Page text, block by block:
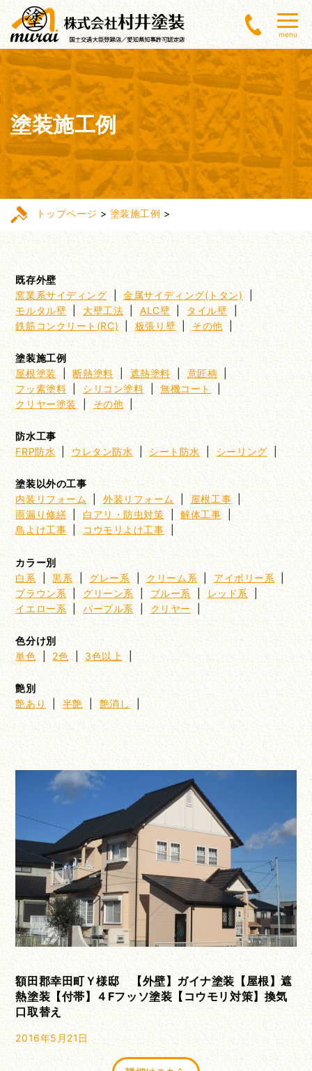
menu
塗装施工例
トップページ > 塗装施工例 >
既存外壁
窯業系サイディング|金属サイディング(トタン)|
モルタル壁
大壁工法 |ALC壁 タイル壁
鉄筋コンクリート(RC)
板張り壁 その他
塗装施工例
屋根塗装 |断熱塗料 遮熱塗料 意匠柄
フッ素塗料
シリコン塗料 |無機コート
クリヤー塗装
その他
防水工事
FRP防水
ウレタン防水 シート防水 シーリング|
塗装以外の工事
内装リフォーム |外装リフォーム 屋根工事 |
雨漏り修繕
白アリ・防虫対策 |解体工事
鳥よけ工事
コウモリよけ工事
カラー別
白系 |黒系 グレー系 クリーム系 アイボリー系
ブラウン系
グリーン系 ブルー系 レッド系
イエロー系|パープル系 | クリヤー |
色分け別
単色
2色 3色以上
艶別
艶あり
半艶 艶消し
額田郡幸田町Ｙ様邸 【外壁】ガイナ塗装【屋根】遮
熱塗装【付帯】４Fフッソ塗装【コウモリ対策】換気
口取替え
2016年5月21日